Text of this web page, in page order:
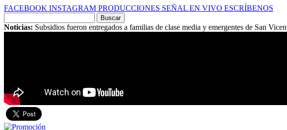
FACEBOOK INSTAGRAM PRODUCCIONES SEÑAL EN VIVO ESCRÍBENOS
por:
Noticias: Subsidios fueron entregados a familias de clase media y emergentes de San